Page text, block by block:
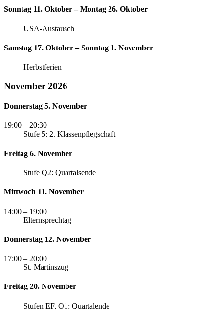
Sonntag 11. Oktober – Montag 26. Oktober
USA-Austausch
Samstag 17. Oktober – Sonntag 1. November
Herbstferien
November 2026
Donnerstag 5. November
19:00 – 20:30
Stufe 5: 2. Klassenpflegschaft
Freitag 6. November
Stufe Q2: Quartalsende
Mittwoch 11. November
14:00 – 19:00
Elternsprechtag
Donnerstag 12. November
17:00 – 20:00
St. Martinszug
Freitag 20. November
Stufen EF, Q1: Quartalende